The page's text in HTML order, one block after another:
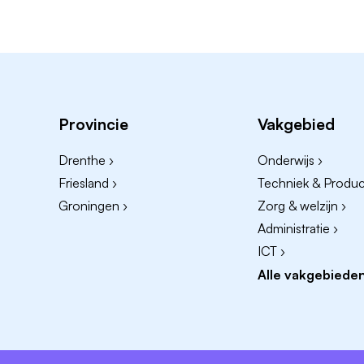
Provincie
Drenthe ›
Friesland ›
Groningen ›
Vakgebied
Onderwijs ›
Techniek &
Zorg & welzijn ›
Administratie ›
ICT ›
Alle